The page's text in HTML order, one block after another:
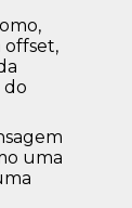
offset,
do
uma